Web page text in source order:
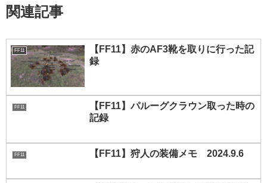
関連記事
FF11
【FF11】赤のAF3靴を取りに行った記
録
FF11
【FF11】パルーグクラウン取った時の
記録
FF11 【FF11】狩人の装備メモ 2024.9.6